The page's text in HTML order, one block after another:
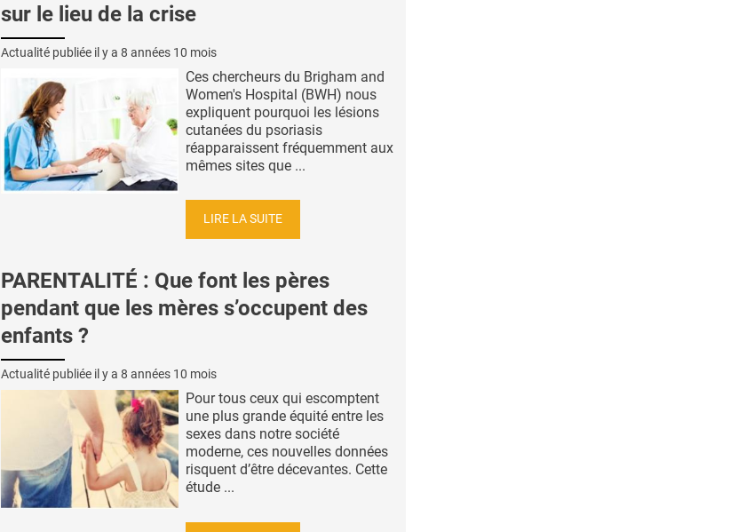
sur le lieu de la crise
Actualité publiée il y a 8 années 10 mois
Ces chercheurs du Brigham and
Women's Hospital (BWH) nous
expliquent pourquoi les lésions
cutanées du psoriasis
réapparaissent fréquemment aux
mêmes sites que ...
LIRE LA SUITE
PARENTALITÉ : Que font les pères
pendant que les mères s’occupent des
enfants ?
Actualité publiée il y a 8 années 10 mois
Pour tous ceux qui escomptent
une plus grande équité entre les
sexes dans notre société
moderne, ces nouvelles données
risquent d’être décevantes. Cette
étude ...